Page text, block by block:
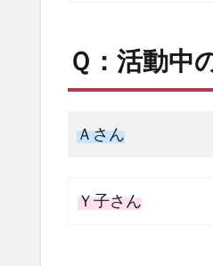
Ｑ：活動中
Ａさん
Ｙ子さん